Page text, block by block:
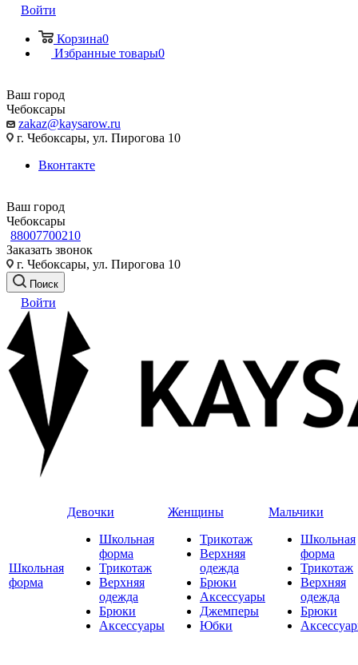
Войти
Корзина0
Избранные товары0
Ваш город
Чебоксары
zakaz@kaysarow.ru
г. Чебоксары, ул. Пирогова 10
Вконтакте
Ваш город
Чебоксары
88007700210
Заказать звонок
г. Чебоксары, ул. Пирогова 10
Поиск
Войти
Школьная
форма
Девочки
Школьная
форма
Трикотаж
Верхняя
одежда
Брюки
Аксессуары
Женщины
Трикотаж
Верхняя
одежда
Брюки
Аксессуары
Джемперы
Юбки
Мальчики
Школьная
форма
Трикотаж
Верхняя
одежда
Брюки